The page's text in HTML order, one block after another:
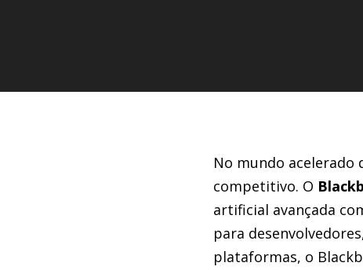
No mundo acelerado
competitivo. O
artificial avançada
para
plataformas, o